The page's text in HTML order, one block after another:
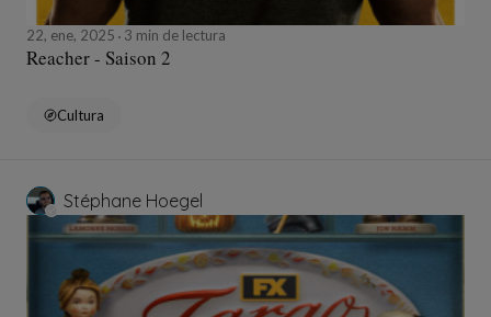
22, ene, 2025 3 min de lectura
Reacher - Saison 2
Cultura
Stéphane Hoegel